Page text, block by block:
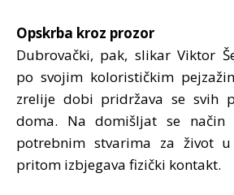
Opskrba kroz prozor
Dubrovački, pak, slikar Viktor
po svojim kolorističkim
zrelije dobi pridržava se svih
doma. Na domišljat se način
potrebnim stvarima za život
pritom izbjegava fizički kontakt.